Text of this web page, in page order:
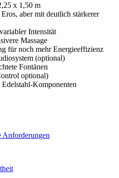
x 1,50 m
aber mit deutlich stärkerer
Intensität
Massage
für noch mehr Energieeffizienz
(optional)
Fontänen
optional)
Komponenten
Anforderungen